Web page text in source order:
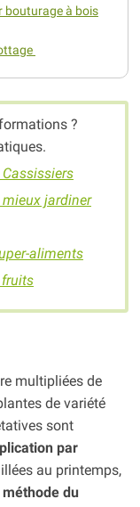
bouturage à bois
?
jardiner
aliments
multipliées de
de variété
sont
par
au printemps,
méthode du